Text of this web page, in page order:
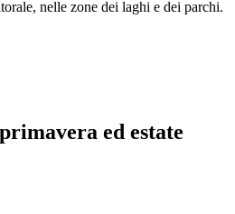
nelle zone dei laghi e dei parchi.
ed estate